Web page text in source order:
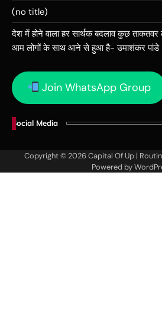
(no title)
देश में होने वाला हर सार्थक बदलाव कुछ ताकतवर
आम लोगों के साथ आने से हुआ है- उमाशंकर पांडे
Join WhatsApp Group
Social Media
Copyright © 2026Capital Of Up |
Powered by